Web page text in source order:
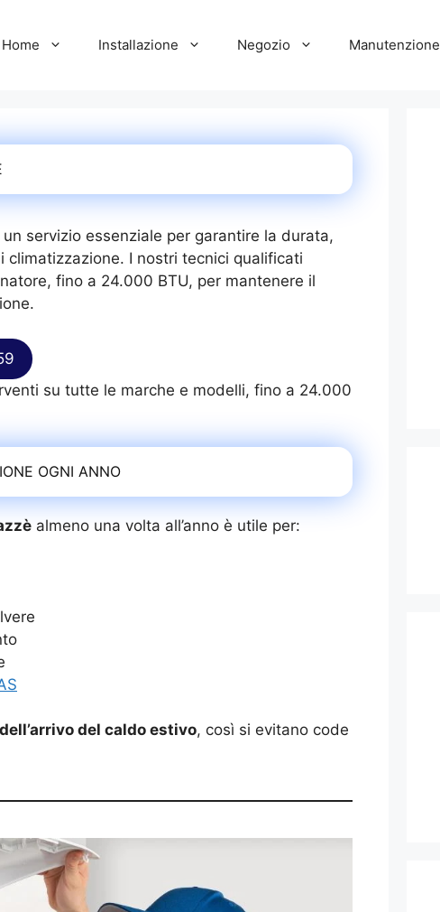
Home Installazione Negozio Manutenzione
un servizio essenziale per garantire la durata,
climatizzazione. I nostri tecnici qualificati
fino a 24.000 BTU, per mantenere il
su tutte le marche e modelli, fino a 24.000
OGNI ANNO
almeno una volta all’anno è utile per:
del caldo estivo, così si evitano code